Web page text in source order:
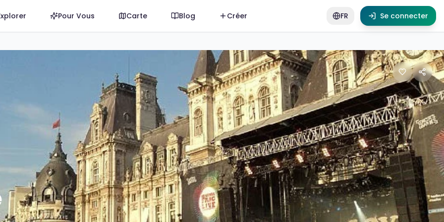
Pour Vous Carte Blog Créer FR Se connecter
Festival Fnac Live, un événement incontournable qui s'installe sur le prestigieux parvis de l'Hôtel de Ville.